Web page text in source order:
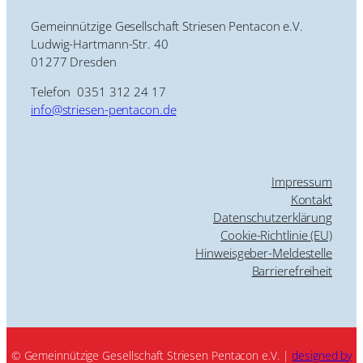
Gemeinnützige Gesellschaft Striesen Pentacon e.V.
Ludwig-Hartmann-Str. 40
01277 Dresden
Telefon 0351 312 24 17
info@striesen-pentacon.de
Impressum
Kontakt
Datenschutzerklärung
Cookie-Richtlinie (EU)
Hinweisgeber-Meldestelle
Barrierefreiheit
© Gemeinnützige Gesellschaft Striesen Pentacon e.V. |designed by